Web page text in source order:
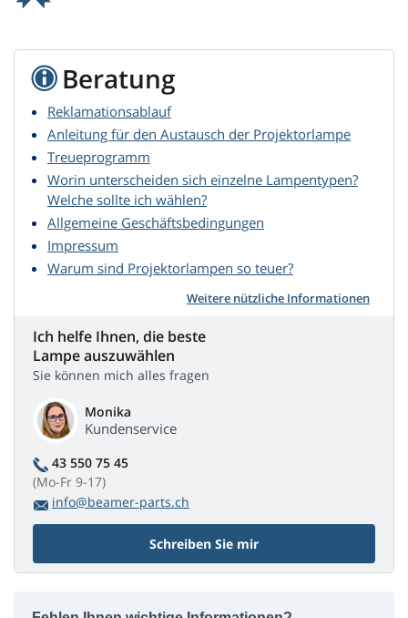
Beratung
Reklamationsablauf
Anleitung für den Austausch der Projektorlampe
Treueprogramm
Worin unterscheiden sich einzelne Lampentypen?
Welche sollte ich wählen?
Allgemeine Geschäftsbedingungen
Impressum
Warum sind Projektorlampen so teuer?
Weitere nützliche Informationen
Ich helfe Ihnen, die beste
Lampe auszuwählen
Sie können mich alles fragen
Monika
Kundenservice
43 550 75 45
(Mo-Fr 9-17)
info@beamer-parts.ch
Schreiben Sie mir